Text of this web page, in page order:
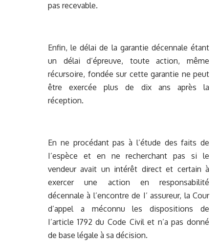
pas recevable.
Enfin, le délai de la garantie décennale étant
un délai d’épreuve, toute action, même
récursoire, fondée sur cette garantie ne peut
être exercée plus de dix ans après la
réception.
En ne procédant pas à l’étude des faits de
I’espèce et en ne recherchant pas si le
vendeur avait un intérêt direct et certain à
exercer une action en responsabilité
décennale à l’encontre de I’ assureur, la Cour
d’appel a méconnu les dispositions de
I’article 1792 du Code Civil et n’a pas donné
de base légale à sa décision.